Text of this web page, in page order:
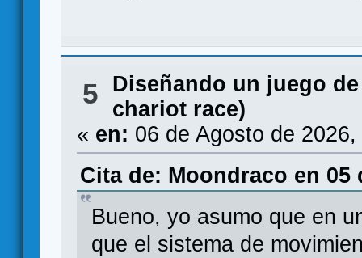
5
Diseñando un juego
chariot race)
« en: 06 de Agosto de
Cita de: Moondraco en 05
Bueno, yo asumo que en
que el sistema de